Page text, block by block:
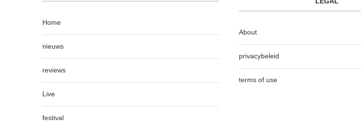
Home
nieuws
reviews
Live
festival
About
privacybeleid
terms of use